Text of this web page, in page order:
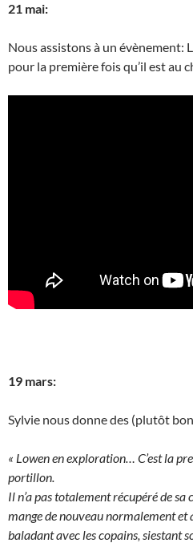
21 mai:
Nous assistons à un évènement:
pour la première fois qu’il est au
19 mars:
Sylvie nous donne des (plutôt
« Lowen en exploration… C’est la
portillon.
Il n’a pas totalement récupéré de
mange de nouveau normalement et
baladant avec les copains, siestant